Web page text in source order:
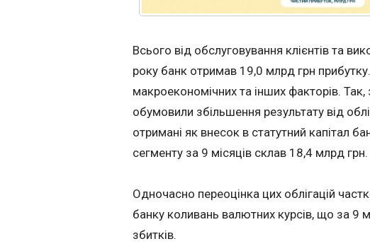
Всього від обслуговування клієнтів та
року банк отримав 19,0 млрд грн
макроекономічних та інших факторів. Так,
обумовили збільшення результату від
отримані як внесок в статутний капітал
сегменту за 9 місяців склав 18,4 млрд грн.
Одночасно переоцінка цих облігацій
банку коливань валютних курсів, що за 9
збитків.